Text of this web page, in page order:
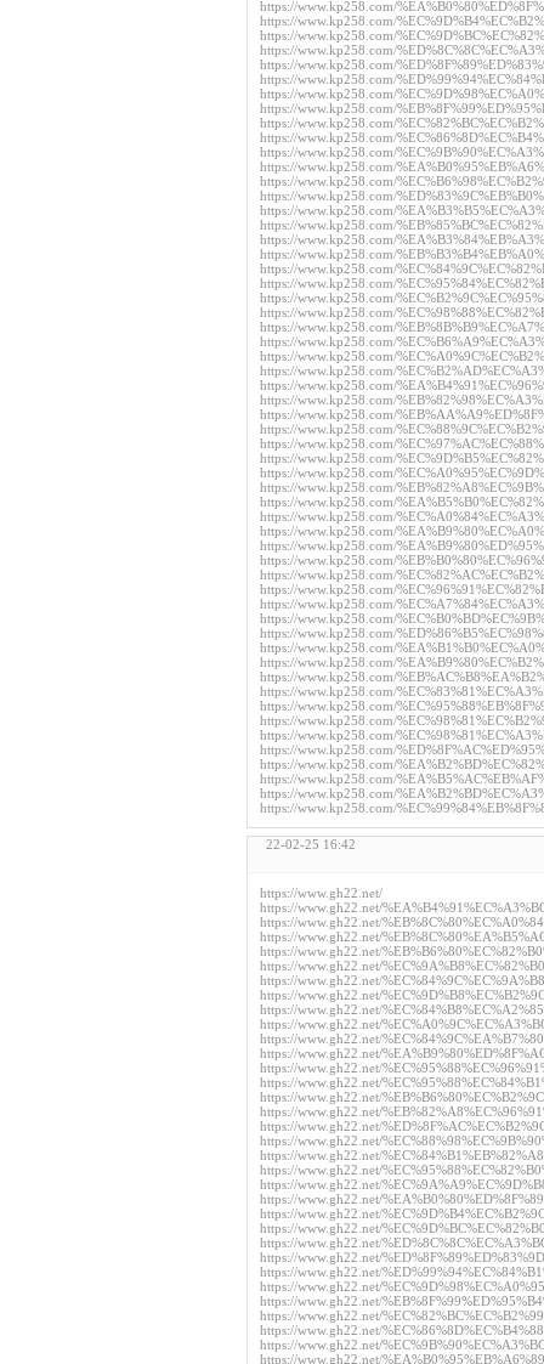
https://www.kp258.com/
https://www.kp258.com/
https://www.kp258.com/
https://www.kp258.com/
https://www.kp258.com/
https://www.kp258.com/
https://www.kp258.com/
https://www.kp258.com/
https://www.kp258.com/
https://www.kp258.com/
https://www.kp258.com/
https://www.kp258.com/
https://www.kp258.com/
https://www.kp258.com/
https://www.kp258.com/
https://www.kp258.com/
https://www.kp258.com/
https://www.kp258.com/
https://www.kp258.com/
https://www.kp258.com/
https://www.kp258.com/
https://www.kp258.com/
https://www.kp258.com/
https://www.kp258.com/
https://www.kp258.com/
https://www.kp258.com/
https://www.kp258.com/
https://www.kp258.com/
https://www.kp258.com/
https://www.kp258.com/
https://www.kp258.com/
https://www.kp258.com/
https://www.kp258.com/
https://www.kp258.com/
https://www.kp258.com/
https://www.kp258.com/
https://www.kp258.com/
https://www.kp258.com/
https://www.kp258.com/
https://www.kp258.com/
https://www.kp258.com/
https://www.kp258.com/
https://www.kp258.com/
https://www.kp258.com/
https://www.kp258.com/
https://www.kp258.com/
https://www.kp258.com/
https://www.kp258.com/
https://www.kp258.com/
https://www.kp258.com/
https://www.kp258.com/
https://www.kp258.com/
https://www.kp258.com/
https://www.kp258.com/
https://www.kp258.com/
https://www.kp258.com/
22-02-25 16:42
https://www.gh22.net/
https://www.gh22.net/
https://www.gh22.net/
https://www.gh22.net/
https://www.gh22.net/
https://www.gh22.net/
https://www.gh22.net/
https://www.gh22.net/
https://www.gh22.net/
https://www.gh22.net/
https://www.gh22.net/
https://www.gh22.net/
https://www.gh22.net/
https://www.gh22.net/
https://www.gh22.net/
https://www.gh22.net/
https://www.gh22.net/
https://www.gh22.net/
https://www.gh22.net/
https://www.gh22.net/
https://www.gh22.net/
https://www.gh22.net/
https://www.gh22.net/
https://www.gh22.net/
https://www.gh22.net/
https://www.gh22.net/
https://www.gh22.net/
https://www.gh22.net/
https://www.gh22.net/
https://www.gh22.net/
https://www.gh22.net/
https://www.gh22.net/
https://www.gh22.net/